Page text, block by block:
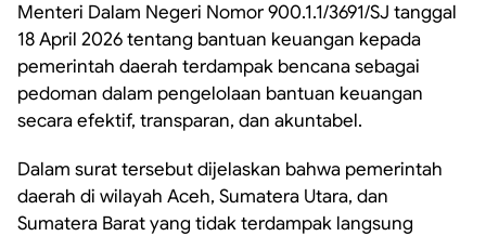
Menteri Dalam Negeri Nomor 900.1.1/3691/SJ tanggal
18 April 2026 tentang bantuan keuangan kepada
pemerintah daerah terdampak bencana sebagai
pedoman dalam pengelolaan bantuan keuangan
secara efektif, transparan, dan akuntabel.
Dalam surat tersebut dijelaskan bahwa pemerintah
daerah di wilayah Aceh, Sumatera Utara, dan
Sumatera Barat yang tidak terdampak langsung